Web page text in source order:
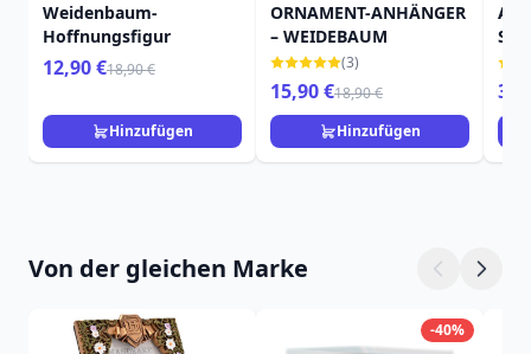
Weidenbaum-
Hoffnungsfigur
12,90 €18,90 €
Hinzufügen
ORNAMENT-ANHÄNGER
– WEIDEBAUM
(3)
15,90 €18,90 €
Hinzufügen
Von der gleichen Marke
-40%